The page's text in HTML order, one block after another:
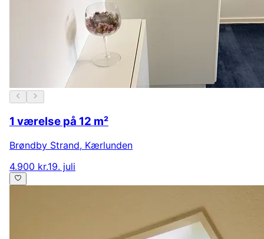
1 værelse på 12 m²
Brøndby Strand, Kærlunden
4.900 kr.19. juli